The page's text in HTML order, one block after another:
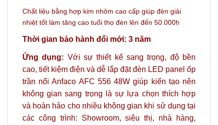
Chất liệu bằng hợp kim nhôm cao cấp giúp đèn giải
nhiệt tốt làm tăng cao tuổi thọ đèn lên đến 50.000h
Thời gian bảo hành đổi mới: 3 năm
Ứng dụng: Với sự thiết kế sang trọng, độ bền
cao, tiết kiệm điện và dễ lắp đặt đèn LED panel ốp
trần nổi Anfaco AFC 556 48W giúp kiến tạo nên
không gian sang trọng là sự lựa chọn thích hợp
và hoàn hảo cho nhiều không gian khi sử dụng tại
các công trình: Showroom, siêu thị, nhà hàng,